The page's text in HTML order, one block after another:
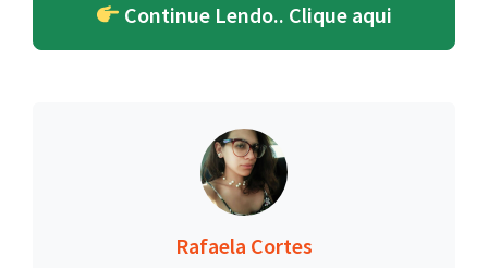
Continue Lendo.. Clique aqui
Rafaela Cortes